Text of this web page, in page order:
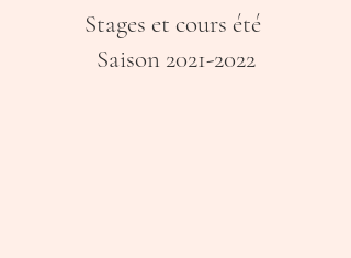
Stages et cours été
Saison 2021-2022